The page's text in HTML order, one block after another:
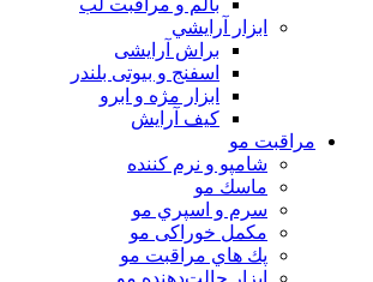
بالم و مراقبت لب
ابزار آرايشي
براش آرایشی
اسفنج و بیوتی بلندر
ابزار مژه و ابرو
کیف آرایش
مراقبت مو
شامپو و نرم كننده
ماسك مو
سرم و اسپري مو
مكمل خوراكی مو
پك هاي مراقبت مو
ابزار حالت‌دهنده مو